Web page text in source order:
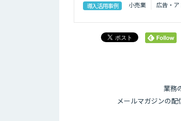
導入活用事例 小売業 広告・
業務
メールマガジンの